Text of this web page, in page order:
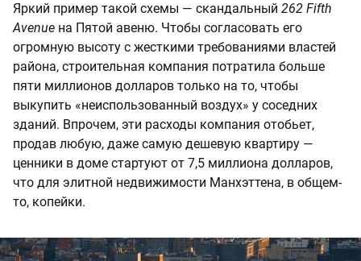
Яркий пример такой схемы — скандальный 262 Fifth
Avenue на Пятой авеню. Чтобы согласовать его
огромную высоту с жесткими требованиями властей
района, строительная компания потратила больше
пяти миллионов долларов только на то, чтобы
выкупить «неиспользованный воздух» у соседних
зданий. Впрочем, эти расходы компания отобьет,
продав любую, даже самую дешевую квартиру —
ценники в доме стартуют от 7,5 миллиона долларов,
что для элитной недвижимости Манхэттена, в общем-
то, копейки.